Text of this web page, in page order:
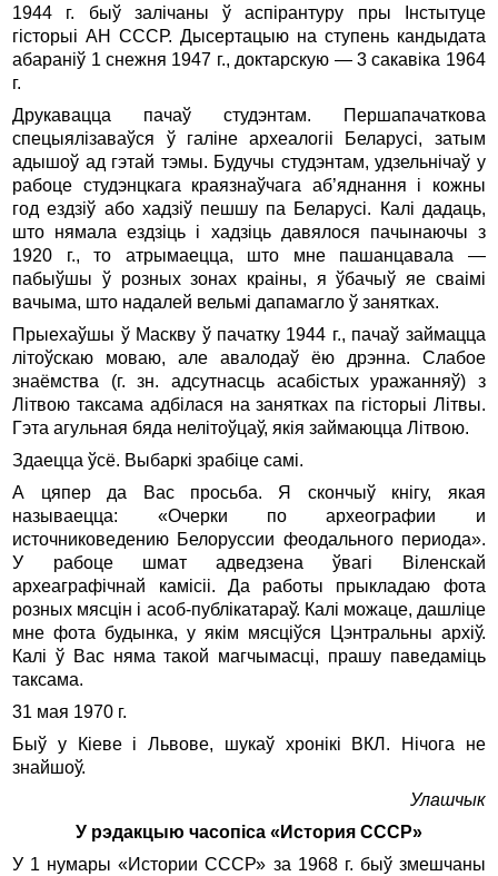
1944 г. быў залічаны ў аспірантуру пры Інстытуце
гісторыі АН СССР. Дысертацыю на ступень кандыдата
абараніў 1 снежня 1947 г., доктарскую — 3 сакавіка 1964
г.
Друкавацца пачаў студэнтам. Першапачаткова
спецыялізаваўся ў галіне археалогіі Беларусі, затым
адышоў ад гэтай тэмы. Будучы студэнтам, удзельнічаў у
рабоце студэнцкага краязнаўчага аб’яднання і кожны
год ездзіў або хадзіў пешшу па Беларусі. Калі дадаць,
што нямала ездзіць і хадзіць давялося пачынаючы з
1920 г., то атрымаецца, што мне пашанцавала —
пабыўшы ў розных зонах краіны, я ўбачыў яе сваімі
вачыма, што надалей вельмі дапамагло ў занятках.
Прыехаўшы ў Маскву ў пачатку 1944 г., пачаў займацца
літоўскаю моваю, але авалодаў ёю дрэнна. Слабое
знаёмства (г. зн. адсутнасць асабістых уражанняў) з
Літвою таксама адбілася на занятках па гісторыі Літвы.
Гэта агульная бяда нелітоўцаў, якія займаюцца Літвою.
Здаецца ўсё. Выбаркі зрабіце самі.
А цяпер да Вас просьба. Я скончыў кнігу, якая
называецца: «Очерки по археографии и
источниковедению Белоруссии феодального периода».
У рабоце шмат адведзена ўвагі Віленскай
археаграфічнай камісіі. Да работы прыкладаю фота
розных мясцін і асоб-публікатараў. Калі можаце, дашліце
мне фота будынка, у якім мясціўся Цэнтральны архіў.
Калі ў Вас няма такой магчымасці, прашу паведаміць
таксама.
31 мая 1970 г.
Быў у Кіеве і Львове, шукаў хронікі ВКЛ. Нічога не
знайшоў.
Улашчык
У рэдакцыю часопіса «История СССР»
У 1 нумары «Истории СССР» за 1968 г. быў змешчаны